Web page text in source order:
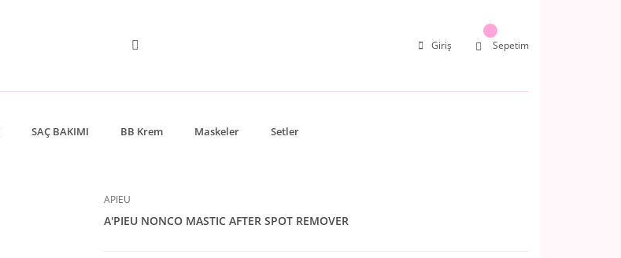
Giriş Sepetim
SAÇ BAKIMI BB Krem Maskeler Setler
APIEU
A'PIEU NONCO MASTIC AFTER SPOT REMOVER